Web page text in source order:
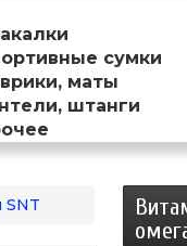
сумки
маты
штанги
SNT